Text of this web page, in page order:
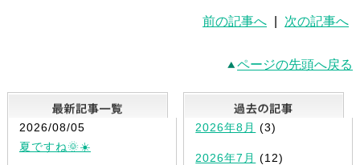
前の記事へ 次の記事へ
ページの先頭へ戻る
最新記事一覧
2026/08/05
夏ですね🌞☀️
2026年8月 (3)
2026年7月 (12)